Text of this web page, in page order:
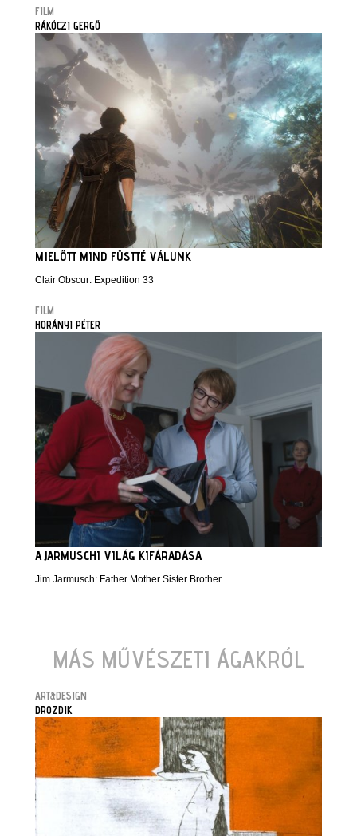
FILM
RÁKÓCZI GERGŐ
MIELŐTT MIND FÜSTTÉ VÁLUNK
Clair Obscur: Expedition 33
FILM
HORÁNYI PÉTER
A JARMUSCHI VILÁG KIFÁRADÁSA
Jim Jarmusch: Father Mother Sister Brother
MÁS MŰVÉSZETI ÁGAKRÓL
ART&DESIGN
DROZDIK